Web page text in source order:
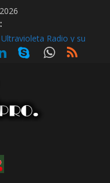
Radio y su
en Directorios
microcarencias